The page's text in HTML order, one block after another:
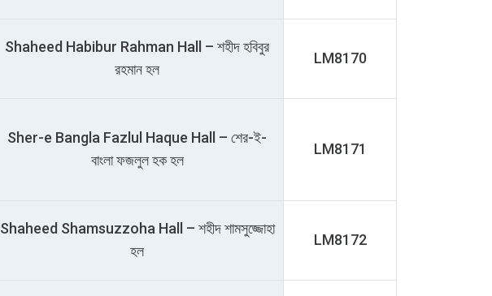
Shaheed Habibur Rahman Hall – শহীদ হবিবুর
রহমান হল
LM8170
Sher-e Bangla Fazlul Haque Hall – শের-ই-
বাংলা ফজলুল হক হল
LM8171
Shaheed Shamsuzzoha Hall – শহীদ শামসুজ্জোহা
হল
LM8172